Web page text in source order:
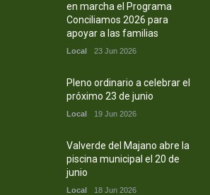
en marcha el Programa
Conciliamos 2026 para
apoyar a las familias
Local 23 Jun 2026
Pleno ordinario a celebrar el
próximo 23 de junio
Local 19 Jun 2026
Valverde del Majano abre la
piscina municipal el 20 de
junio
Local 18 Jun 2026